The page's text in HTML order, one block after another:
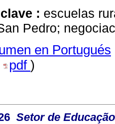
: escuelas
Pedro;
en Portugués
pdf )
Setor de